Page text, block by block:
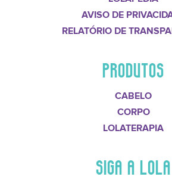
AVISO DE
RELATÓRIO DE
PRODUTOS
CABELO
CORPO
LOLATERAPIA
SIGA A LOLA